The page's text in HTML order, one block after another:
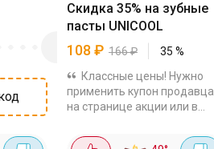
Скидка 35% на зубные
пасты UNICOOL
108 ₽ 166₽ 35 %
Классные цены! Нужно
применить купон продавца
на странице акции или в
уже с учётом скидки.